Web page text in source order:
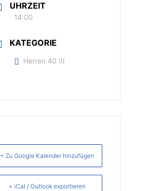
UHRZEIT
14:00
KATEGORIE
Herren 40 III
+ Zu Google Kalender hinzufügen
+ iCal / Outlook exportieren